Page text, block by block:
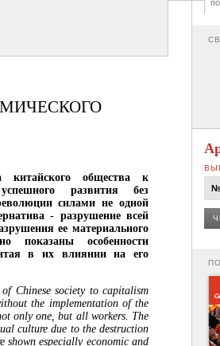
китайского общества к
развития без
силами не одной
- разрушение всей
ее материального
показаны особенности
в их влиянии на его
Chinese society to capitalism
the implementation of the
only one, but all workers. The
culture due to the destruction
especially economic and